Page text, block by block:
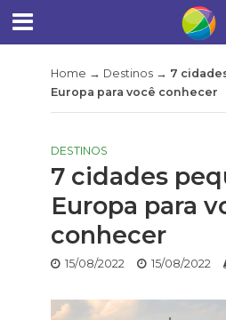
Home → Destinos→ 7
Europa para você conhecer
DESTINOS
7 cidades
Europa para
conhecer
15/08/2022 15/08/2022